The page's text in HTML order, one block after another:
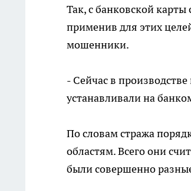
Так, с банковской
применив для этих
мошенники.
- Сейчас в
устанавливали на
По словам стража
областям. Всего они
были совершенно